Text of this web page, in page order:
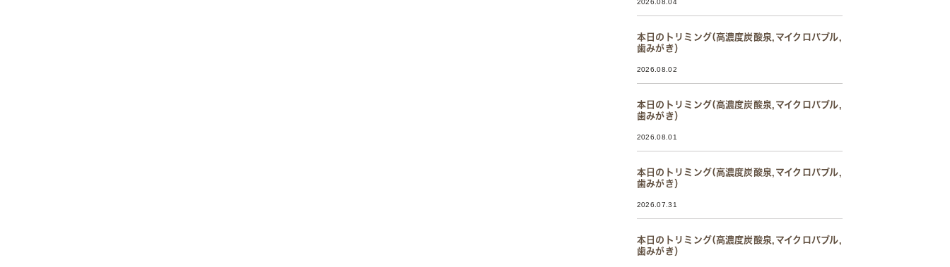
2026.08.04
本日のトリミング(高濃度炭酸泉,マイクロバブル,
歯みがき）
2026.08.02
本日のトリミング(高濃度炭酸泉,マイクロバブル,
歯みがき）
2026.08.01
本日のトリミング(高濃度炭酸泉,マイクロバブル,
歯みがき）
2026.07.31
本日のトリミング(高濃度炭酸泉,マイクロバブル,
歯みがき）